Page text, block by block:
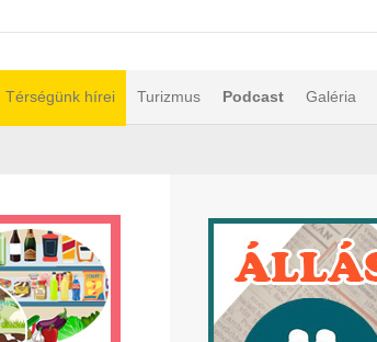
Térségünk hírei Turizmus Podcast Galéria